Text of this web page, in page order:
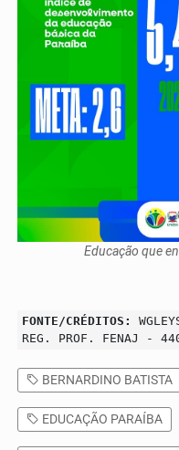
Educação que
FONTE/CRÉDITOS:
REG. PROF. FENAJ -
BERNARDINO BATISTA
EDUCAÇÃO PARAÍBA